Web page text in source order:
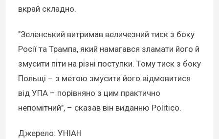
вкрай складно.
"Зеленський витримав величезний тиск з боку
Росії та Трампа, який намагався зламати його й
змусити піти на різні поступки. Тому тиск з боку
Польщі – з метою змусити його відмовитися
від УПА – порівняно з цим практично
непомітний", – сказав він виданню Politico.
Джерело: УНІАН